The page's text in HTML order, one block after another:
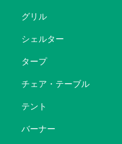
グリル
シェルター
タープ
チェア・テーブル
テント
バーナー